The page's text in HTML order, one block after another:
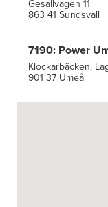
Gesällvägen 11
863 41 Sundsvall
7190: Power
Klockarbäcken,
901 37 Umeå
AB Karl Hedin